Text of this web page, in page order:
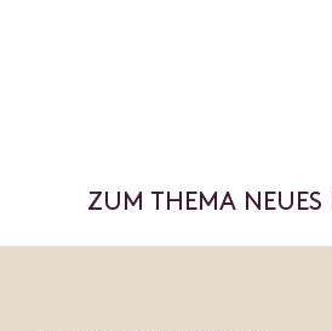
ZUM THEMA NEUES